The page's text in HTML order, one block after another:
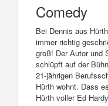
Comedy
Bei Dennis aus
immer richtig
groß! Der Autor und
schlüpft auf der
21-jährigen
Hürth wohnt. Dass
Hürth voller Ed